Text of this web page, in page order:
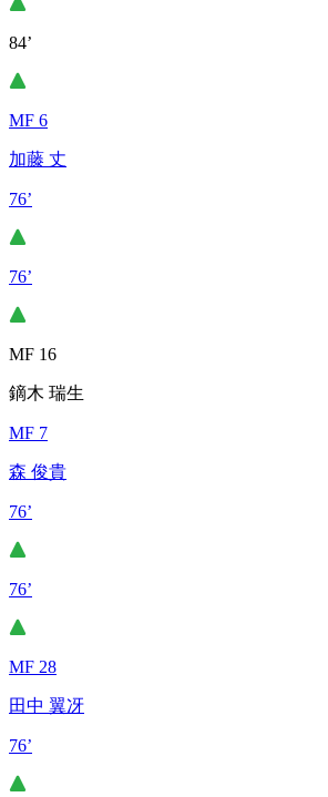
84’
MF 6
加藤 丈
76’
76’
MF 16
鏑木 瑞生
MF 7
森 俊貴
76’
76’
MF 28
田中 翼冴
76’